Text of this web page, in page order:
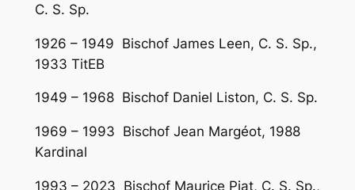
C. S. Sp.
1926 – 1949 Bischof James Leen, C. S. Sp.,
1933 TitEB
1949 – 1968 Bischof Daniel Liston, C. S. Sp.
1969 – 1993 Bischof Jean Margéot, 1988
Kardinal
1993 – 2023 Bischof Maurice Piat, C. S. Sp.,